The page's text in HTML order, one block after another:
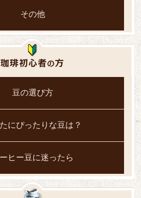
その他
豆の選び方
にぴったりな豆は？
ヒー豆に迷ったら